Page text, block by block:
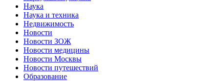
Наука
Наука и техника
Недвижимость
Новости
Новости ЗОЖ
Новости медицины
Новости Москвы
Новости путешествий
Образование